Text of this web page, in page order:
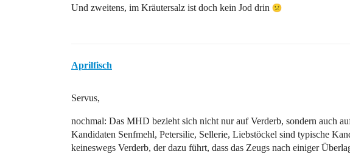
Und zweitens, im Kräutersalz ist doch kein Jod drin
Aprilfisch
Servus,
nochmal: Das MHD bezieht sich nicht nur auf Verderb, sondern auch
Kandidaten Senfmehl, Petersilie, Sellerie, Liebstöckel sind typische
keineswegs Verderb, der dazu führt, dass das Zeugs nach einiger